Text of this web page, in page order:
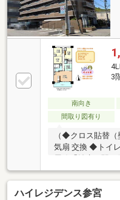
3
南向き
間取り図有り
（◆クロス貼替
気扇 交換 ◆トイ
駅 徒歩3分 ☆益
校まで徒歩14分
ハイレジデンス参宮